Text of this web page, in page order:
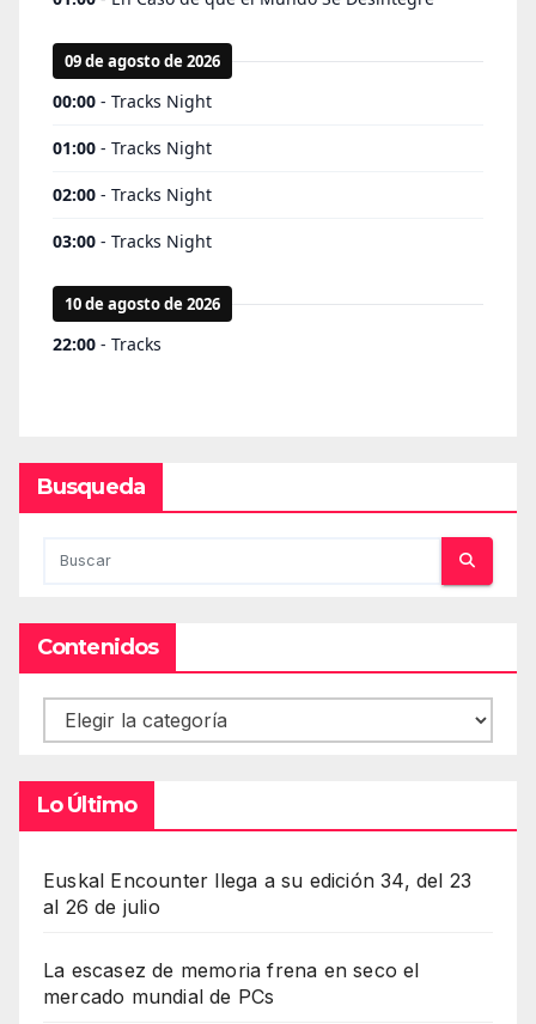
Busqueda
Contenidos
Contenidos
Lo Último
Euskal Encounter llega a su edición 34, del 23
al 26 de julio
La escasez de memoria frena en seco el
mercado mundial de PCs